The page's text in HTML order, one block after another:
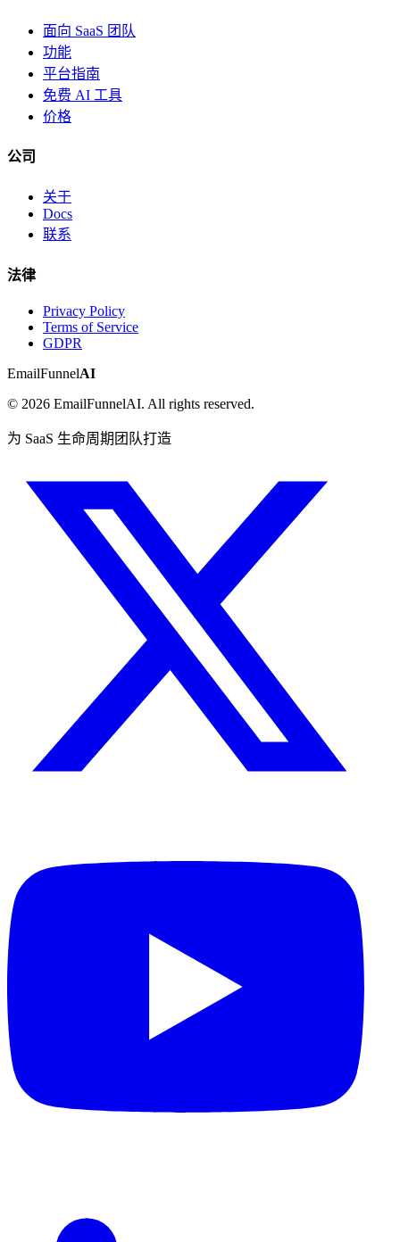
面向 SaaS 团队
功能
平台指南
免费 AI 工具
价格
公司
关于
Docs
联系
法律
Privacy Policy
Terms of Service
GDPR
EmailFunnelAI
© 2026 EmailFunnelAI. All rights reserved.
为 SaaS 生命周期团队打造